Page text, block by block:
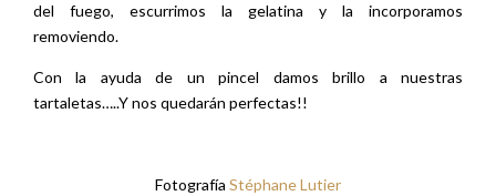
del fuego, escurrimos la gelatina y la incorporamos
removiendo.
Con la ayuda de un pincel damos brillo a nuestras
tartaletas…..Y nos quedarán perfectas!!
Fotografía Stéphane Lutier